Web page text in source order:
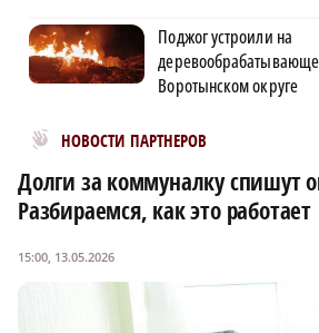
Поджог устроили на
Воротынском округе
НОВОСТИ ПАРТНЕРОВ
Новости МирТесен
Долги за коммуналку спишут
Разбираемся, как это работает
15:00, 13.05.2026